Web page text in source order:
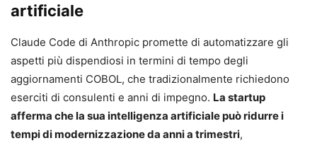
artificiale
Claude Code di Anthropic promette di automatizzare gli
aspetti più dispendiosi in termini di tempo degli
aggiornamenti COBOL, che tradizionalmente richiedono
eserciti di consulenti e anni di impegno. La startup
afferma che la sua intelligenza artificiale può ridurre i
tempi di modernizzazione da anni a trimestri,